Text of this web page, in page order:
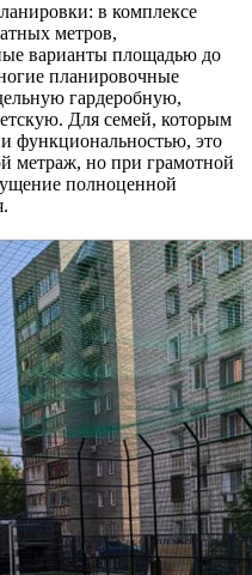
в комплексе
метров,
варианты площадью до
планировочные
гардеробную,
Для семей, которым
функциональностью, это
метраж, но при грамотной
полноценной